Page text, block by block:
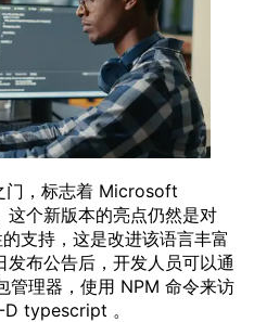
，标志着 Microsoft
个新版本的亮点仍然是对
支持，这是改进该语言丰富
布公告后，开发人员可以通
管理器，使用 NPM 命令来访
typescript 。